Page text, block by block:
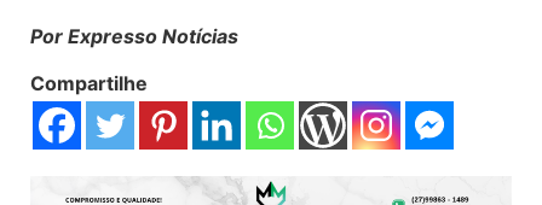
Por Expresso Notícias
Compartilhe